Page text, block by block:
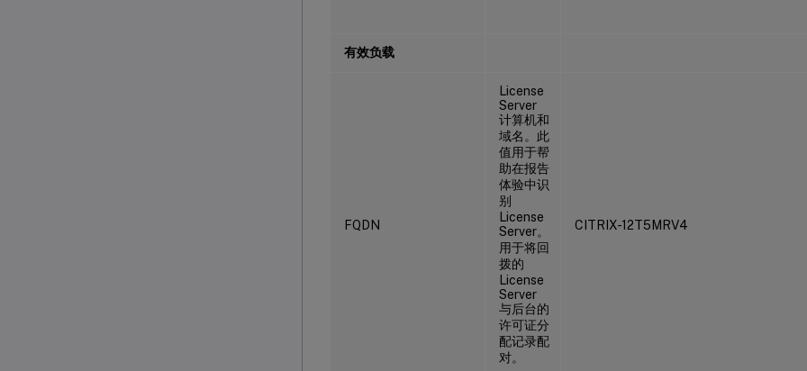
有效负载
FQDN
License
Server
计算机和
域名。此
值用于帮
助在报告
体验中识
别
License
Server。
用于将回
拨的
License
Server
与后台的
许可证分
配记录配
对。
CITRIX-12T5MRV4